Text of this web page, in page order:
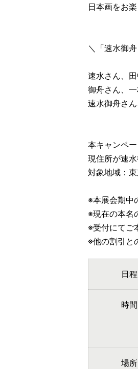
日本画をお
＼「速水御
速水さん、
御舟さん、
速水御舟さ
本キャンペ
現住所が速
対象地域：
※本展会期中
※現在の本名
※受付にてご
※他の割引と
日程
時間
場所